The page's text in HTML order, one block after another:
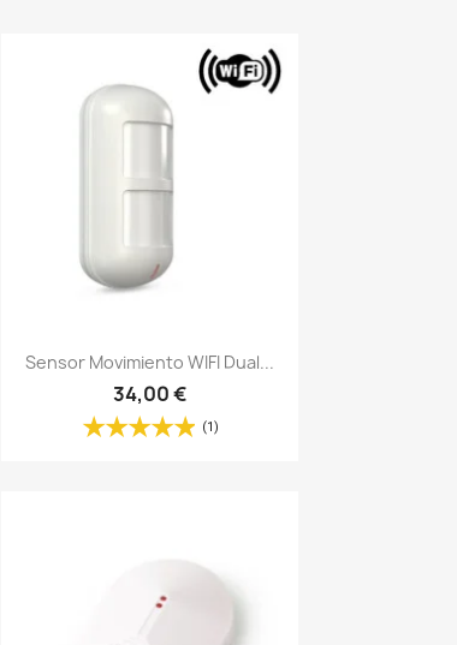
Vista rápida
Sensor Movimiento WIFI Dual...
34,00 €
(1)